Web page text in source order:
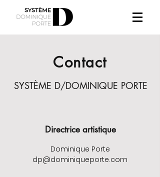
Contact
SYSTÈME D/DOMINIQUE PORTE
Directrice artistique
Dominique Porte
dp@dominiqueporte.com